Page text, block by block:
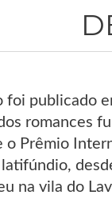
foi publicado
romances
o Prêmio
na vila do